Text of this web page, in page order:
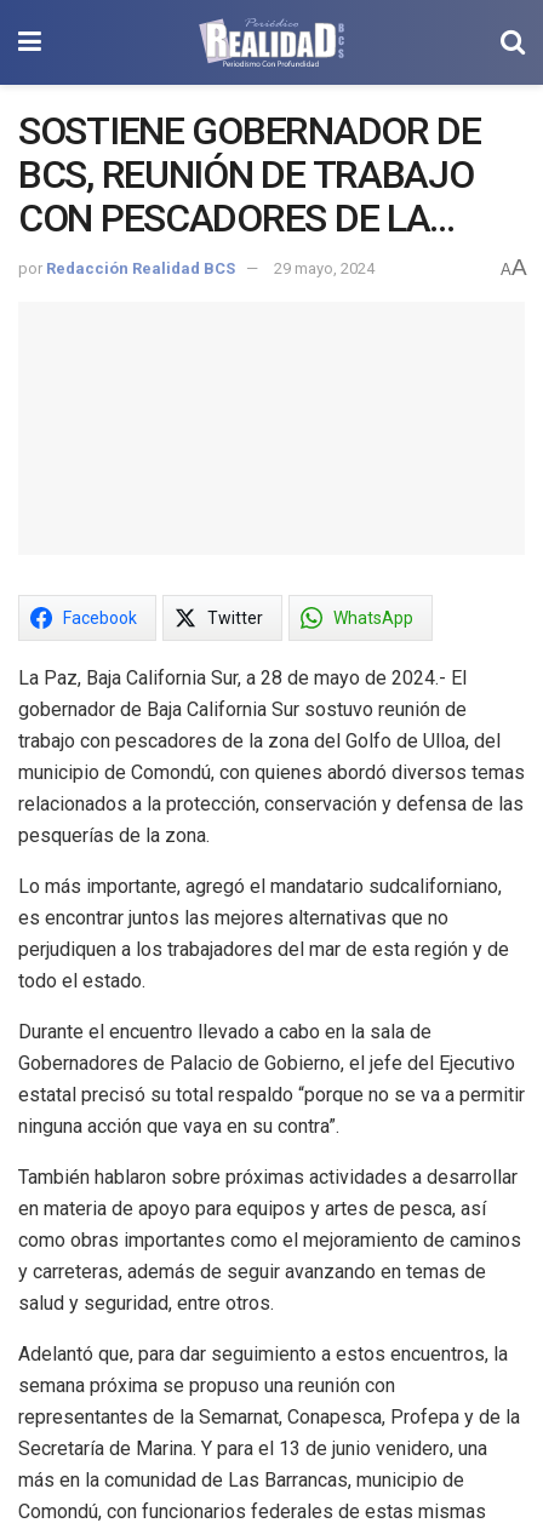
SOSTIENE GOBERNADOR DE
BCS, REUNIÓN DE TRABAJO
CON PESCADORES DE LA
ZONA DEL GOLFO DE ULLOA
por Redacción Realidad BCS 29 mayo, 2024 AA
Facebook Twitter WhatsApp
La Paz, Baja California Sur, a 28 de mayo de 2024.- El
gobernador de Baja California Sur sostuvo reunión de
trabajo con pescadores de la zona del Golfo de Ulloa, del
municipio de Comondú, con quienes abordó diversos temas
relacionados a la protección, conservación y defensa de las
pesquerías de la zona.
Lo más importante, agregó el mandatario sudcaliforniano,
es encontrar juntos las mejores alternativas que no
perjudiquen a los trabajadores del mar de esta región y de
todo el estado.
Durante el encuentro llevado a cabo en la sala de
Gobernadores de Palacio de Gobierno, el jefe del Ejecutivo
estatal precisó su total respaldo “porque no se va a permitir
ninguna acción que vaya en su contra”.
También hablaron sobre próximas actividades a desarrollar
en materia de apoyo para equipos y artes de pesca, así
como obras importantes como el mejoramiento de caminos
y carreteras, además de seguir avanzando en temas de
salud y seguridad, entre otros.
Adelantó que, para dar seguimiento a estos encuentros, la
semana próxima se propuso una reunión con
representantes de la Semarnat, Conapesca, Profepa y de la
Secretaría de Marina. Y para el 13 de junio venidero, una
más en la comunidad de Las Barrancas, municipio de
Comondú, con funcionarios federales de estas mismas